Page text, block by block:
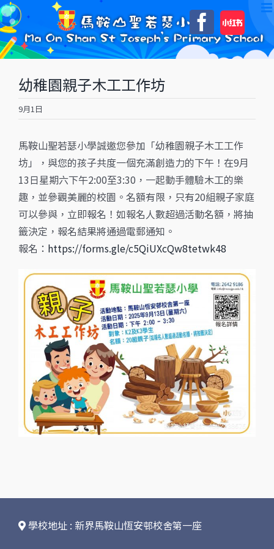
Skip
to
content
自
訂
幼稚園親子木工工作坊
9月1日
馬鞍山聖若瑟小學誠邀您參加「幼稚園親子木工工作
坊」，與您的孩子共度一個充滿創造力的下午！在9月
13日星期六下午2:00至3:30，一起動手體驗木工的樂
趣，並參觀美麗的校園。名額有限，只有20組親子家庭
可以參與，立即報名！如報名人數超過活動名額，將抽
籤決定，報名結果將通過電郵通知。
報名： https://forms.gle/c5QiUXcQw8tetwk48
學校地址 : 新界馬鞍山恆安邨校舍第一座